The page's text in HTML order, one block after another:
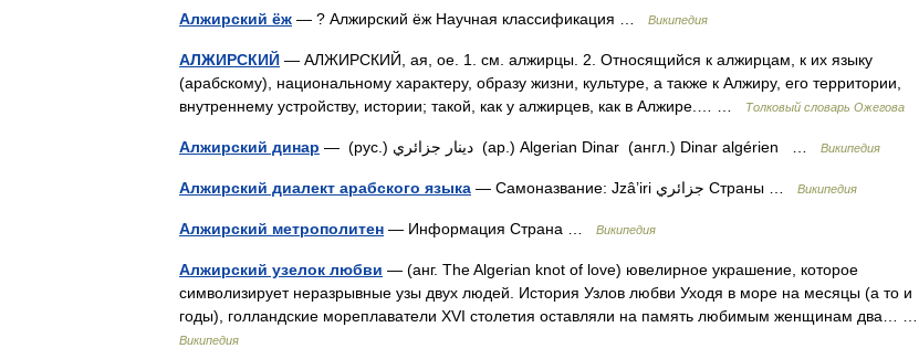
Алжирский ёж — ? Алжирский ёж Научная классификация … Википедия
АЛЖИРСКИЙ — АЛЖИРСКИЙ, ая, ое. 1. см. алжирцы. 2. Относящийся к алжирцам, к их языку
(арабскому), национальному характеру, образу жизни, культуре, а также к Алжиру, его территории,
внутреннему устройству, истории; такой, как у алжирцев, как в Алжире.… …
Толковый словарь Ожегова
Алжирский динар — (рус.) دينار جزائري (ар.) Algerian Dinar (англ.) Dinar algérien … Википедия
Алжирский диалект арабского языка — Самоназвание: Jzâ’iri جزائري Страны … Википедия
Алжирский метрополитен — Информация Страна … Википедия
Алжирский узелок любви — (анг. The Algerian knot of love) ювелирное украшение, которое
символизирует неразрывные узы двух людей. История Узлов любви Уходя в море на месяцы (а то и
годы), голландские мореплаватели XVI столетия оставляли на память любимым женщинам два… …
Википедия